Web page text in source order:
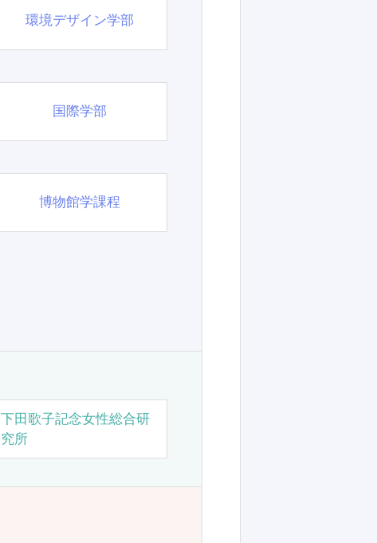
環境デザイン学部
国際学部
博物館学課程
下田歌子記念女性総合研
究所